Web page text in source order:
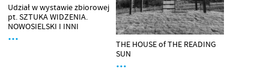
Udział w wystawie zbiorowej
pt. SZTUKA WIDZENIA.
NOWOSIELSKI I INNI
…
THE HOUSE of THE READING
SUN
…